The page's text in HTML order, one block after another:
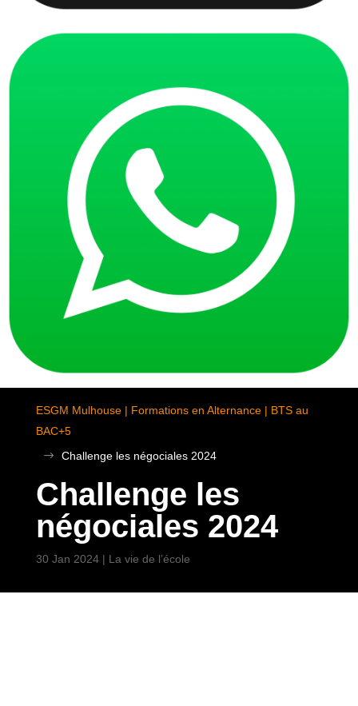
ESGM Mulhouse | Formations en Alternance | BTS au
BAC+5
$
Challenge les négociales 2024
Challenge les
négociales 2024
30 Jan 2024| La vie de l’école